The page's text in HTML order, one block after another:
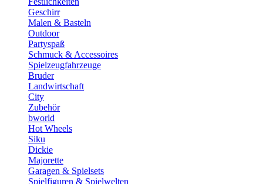
Geschirr
Malen & Basteln
Outdoor
Partyspaß
Schmuck & Accessoires
Spielzeugfahrzeuge
Bruder
Landwirtschaft
City
Zubehör
bworld
Hot Wheels
Siku
Dickie
Majorette
Garagen & Spielsets
Spielfiguren & Spielwelten